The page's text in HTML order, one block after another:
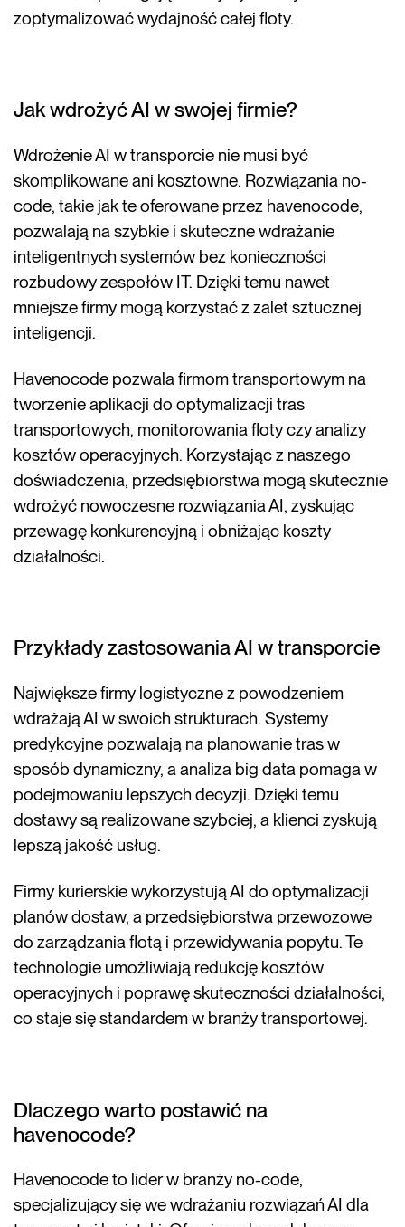
zoptymalizować wydajność całej floty.
Jak wdrożyć AI w swojej firmie?
Wdrożenie AI w transporcie nie musi być
skomplikowane ani kosztowne. Rozwiązania no-
code, takie jak te oferowane przez havenocode,
pozwalają na szybkie i skuteczne wdrażanie
inteligentnych systemów bez konieczności
rozbudowy zespołów IT. Dzięki temu nawet
mniejsze firmy mogą korzystać z zalet sztucznej
inteligencji.
Havenocode pozwala firmom transportowym na
tworzenie aplikacji do optymalizacji tras
transportowych, monitorowania floty czy analizy
kosztów operacyjnych. Korzystając z naszego
doświadczenia, przedsiębiorstwa mogą skutecznie
wdrożyć nowoczesne rozwiązania AI, zyskując
przewagę konkurencyjną i obniżając koszty
działalności.
Przykłady zastosowania AI w transporcie
Największe firmy logistyczne z powodzeniem
wdrażają AI w swoich strukturach. Systemy
predykcyjne pozwalają na planowanie tras w
sposób dynamiczny, a analiza big data pomaga w
podejmowaniu lepszych decyzji. Dzięki temu
dostawy są realizowane szybciej, a klienci zyskują
lepszą jakość usług.
Firmy kurierskie wykorzystują AI do optymalizacji
planów dostaw, a przedsiębiorstwa przewozowe
do zarządzania flotą i przewidywania popytu. Te
technologie umożliwiają redukcję kosztów
operacyjnych i poprawę skuteczności działalności,
co staje się standardem w branży transportowej.
Dlaczego warto postawić na
havenocode?
Havenocode to lider w branży no-code,
specjalizujący się we wdrażaniu rozwiązań AI dla